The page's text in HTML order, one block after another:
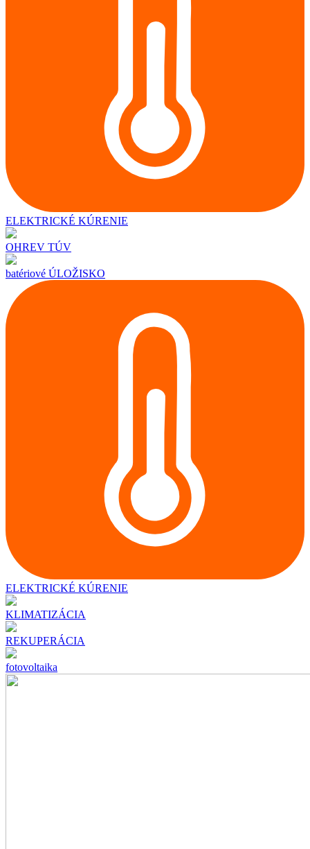
ELEKTRICKÉ KÚRENIE
OHREV TÚV
batériové ÚLOŽISKO
ELEKTRICKÉ KÚRENIE
KLIMATIZÁCIA
REKUPERÁCIA
fotovoltaika